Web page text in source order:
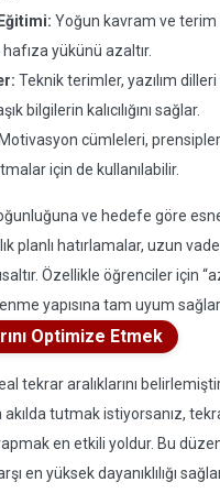
Yoğun kavram ve terim
yükünü azaltır.
Teknik terimler, yazılım
bilgilerin kalıcılığını sağlar.
Motivasyon cümleleri,
için de kullanılabilir.
ve hedefe göre
planlı hatırlamalar, uzun
Özellikle öğrenciler için
yapısına tam uyum sağlar.
Optimize Etmek
tekrar aralıklarını
tutmak istiyorsanız,
en etkili yoldur. Bu
en yüksek dayanıklılığı